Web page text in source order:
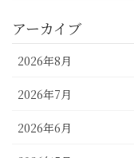
アーカイブ
2026年8月
2026年7月
2026年6月